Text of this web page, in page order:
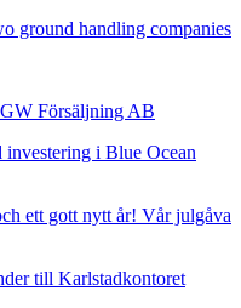
ground handling companies
Försäljning AB
i Blue Ocean
ett gott nytt år! Vår julgåva
till Karlstadkontoret